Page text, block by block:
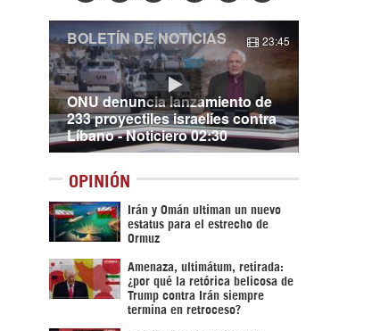
ONU denuncia lanzamiento de
233 proyectiles israelíes contra
Líbano - Noticiero 02:30
BOLETÍN DE NOTICIAS 23:45
OPINIÓN
Irán y Omán ultiman un nuevo
estatus para el estrecho de
Ormuz
Amenaza, ultimátum, retirada:
¿por qué la retórica belicosa de
Trump contra Irán siempre
termina en retroceso?